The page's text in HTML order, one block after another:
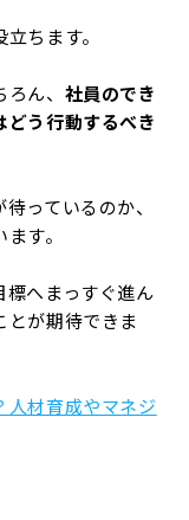
ちます。
ん、 社員のでき
どう行動するべき
っているのか、
す。
標へまっすぐ進ん
とが期待できま
人材育成やマネジ